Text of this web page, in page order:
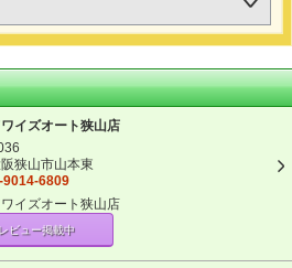
イズオート狭山店
狭山市山本東
9014-6809
イズオート狭山店
レビュー掲載中